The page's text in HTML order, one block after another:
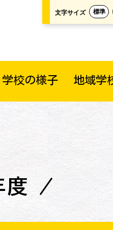
文字サイズ 標準
学校の様子 地域学
度